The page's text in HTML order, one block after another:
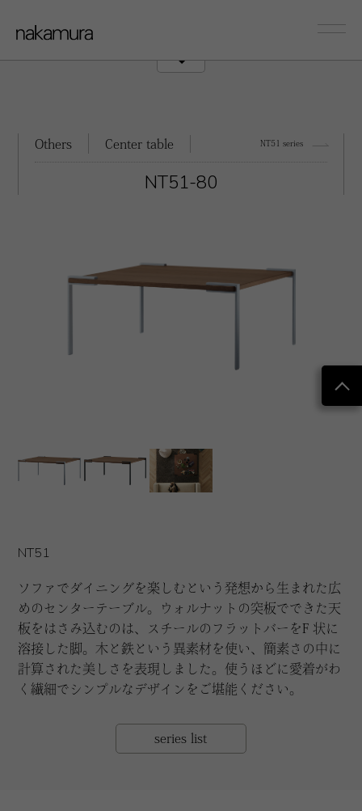
Couch/Onearm
Others Center table NT51 series
NT51-80
NT51
ソファでダイニングを楽しむという発想から生まれた広
めのセンターテーブル。ウォルナットの突板でできた天
板をはさみ込むのは、スチールのフラットバーをF 状に
溶接した脚。木と鉄という異素材を使い、簡素さの中に
計算された美しさを表現しました。使うほどに愛着がわ
く繊細でシンプルなデザインをご堪能ください。
series list